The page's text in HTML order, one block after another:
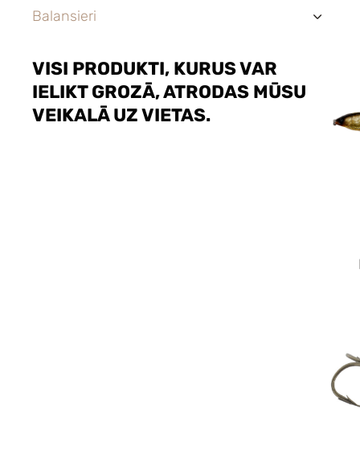
Balansieri ›
VISI PRODUKTI, KURUS VAR
IELIKT GROZĀ, ATRODAS MŪSU
VEIKALĀ UZ VIETAS.